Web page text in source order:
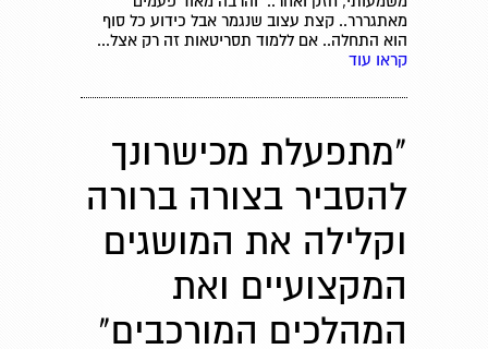
מאתגררר.. קצת עצוב שנגמר אבל כידוע כל סוף
הוא התחלה.. אם ללמוד תסריטאות זה רק אצל...
קראו עוד
"מתפעלת מכישרונך
להסביר בצורה ברורה
וקלילה את המושגים
המקצועיים ואת
המהלכים המורכבים"